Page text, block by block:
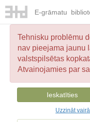
E-grāmatu
Tehnisku problēmu
nav pieejama jaunu
valstspilsētas
Atvainojamies par
Ieskatīties
Uzzināt